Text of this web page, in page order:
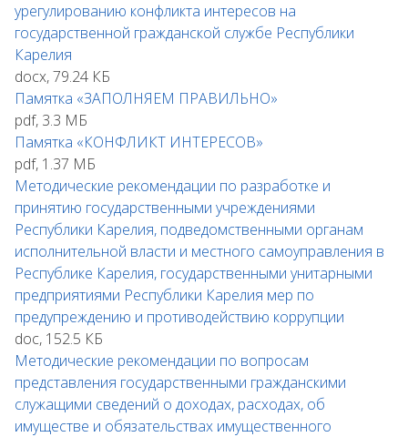
урегулированию конфликта интересов на
государственной гражданской службе Республики
Карелия
docx, 79.24 КБ
Памятка «ЗАПОЛНЯЕМ ПРАВИЛЬНО»
pdf, 3.3 МБ
Памятка «КОНФЛИКТ ИНТЕРЕСОВ»
pdf, 1.37 МБ
Методические рекомендации по разработке и
принятию государственными учреждениями
Республики Карелия, подведомственными органам
исполнительной власти и местного самоуправления в
Республике Карелия, государственными унитарными
предприятиями Республики Карелия мер по
предупреждению и противодействию коррупции
doc, 152.5 КБ
Методические рекомендации по вопросам
представления государственными гражданскими
служащими сведений о доходах, расходах, об
имуществе и обязательствах имущественного